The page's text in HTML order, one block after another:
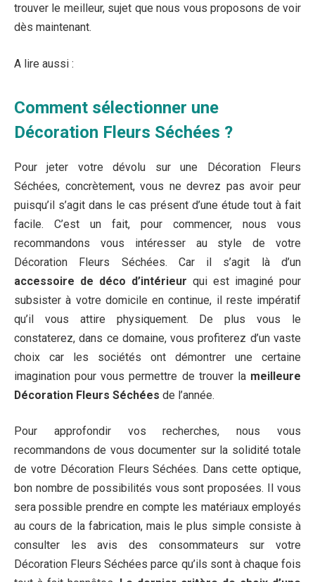
trouver le meilleur, sujet que nous vous proposons de voir
dès maintenant.
A lire aussi :
Comment sélectionner une
Décoration Fleurs Séchées ?
Pour jeter votre dévolu sur une Décoration Fleurs
Séchées, concrètement, vous ne devrez pas avoir peur
puisqu’il s’agit dans le cas présent d’une étude tout à fait
facile. C’est un fait, pour commencer, nous vous
recommandons vous intéresser au style de votre
Décoration Fleurs Séchées. Car il s’agit là d’un
accessoire de déco d’intérieur qui est imaginé pour
subsister à votre domicile en continue, il reste impératif
qu’il vous attire physiquement. De plus vous le
constaterez, dans ce domaine, vous profiterez d’un vaste
choix car les sociétés ont démontrer une certaine
imagination pour vous permettre de trouver la meilleure
Décoration Fleurs Séchées de l’année.
Pour approfondir vos recherches, nous vous
recommandons de vous documenter sur la solidité totale
de votre Décoration Fleurs Séchées. Dans cette optique,
bon nombre de possibilités vous sont proposées. Il vous
sera possible prendre en compte les matériaux employés
au cours de la fabrication, mais le plus simple consiste à
consulter les avis des consommateurs sur votre
Décoration Fleurs Séchées parce qu’ils sont à chaque fois